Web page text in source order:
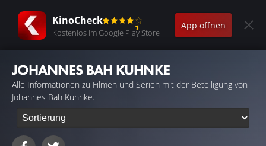
KinoCheck
Kostenlos im Google Play Store
App öffnen
JOHANNES BAH KUHNKE
Alle Informationen zu Filmen und Serien mit der Beteiligung von
Johannes Bah Kuhnke.